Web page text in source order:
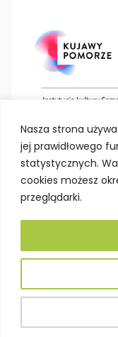
Nasza strona
jej prawidłowego
statystycznych.
cookies możesz
przeglądarki.
Deklaracja
Projektowanie
© Kujawsko-